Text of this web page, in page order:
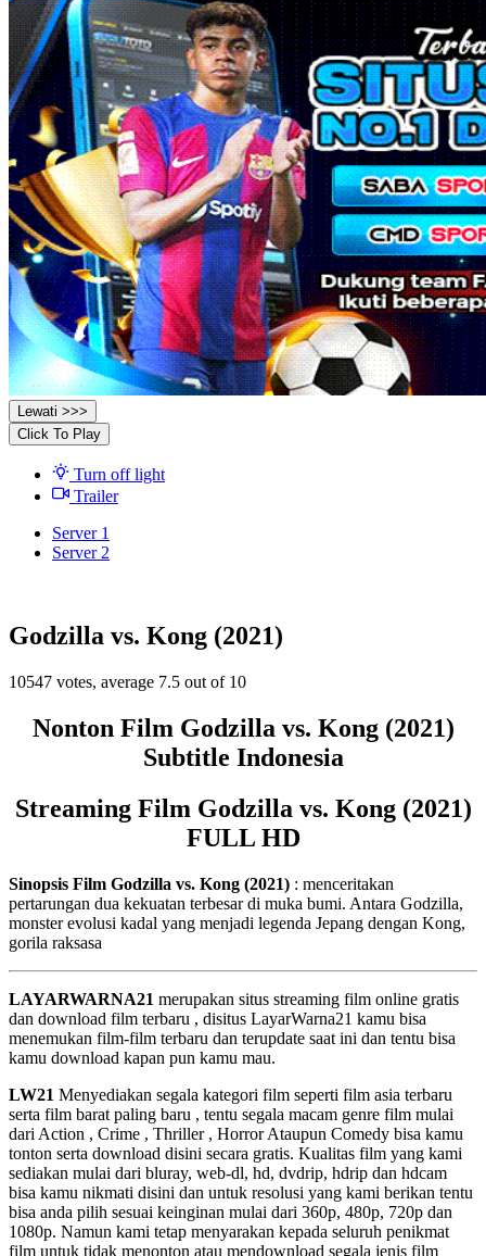
Lewati >>>
Click To Play
Turn off light
Trailer
Server 1
Server 2
Godzilla vs. Kong (2021)
10547 votes, average 7.5 out of 10
Nonton Film Godzilla vs. Kong (2021)
Subtitle Indonesia
Streaming Film Godzilla vs. Kong (2021)
FULL HD
Sinopsis Film Godzilla vs. Kong (2021) : menceritakan
pertarungan dua kekuatan terbesar di muka bumi. Antara Godzilla,
monster evolusi kadal yang menjadi legenda Jepang dengan Kong,
gorila raksasa
LAYARWARNA21 merupakan situs streaming film online gratis
dan download film terbaru , disitus LayarWarna21 kamu bisa
menemukan film-film terbaru dan terupdate saat ini dan tentu bisa
kamu download kapan pun kamu mau.
LW21 Menyediakan segala kategori film seperti film asia terbaru
serta film barat paling baru , tentu segala macam genre film mulai
dari Action , Crime , Thriller , Horror Ataupun Comedy bisa kamu
tonton serta download disini secara gratis. Kualitas film yang kami
sediakan mulai dari bluray, web-dl, hd, dvdrip, hdrip dan hdcam
bisa kamu nikmati disini dan untuk resolusi yang kami berikan tentu
bisa anda pilih sesuai keinginan mulai dari 360p, 480p, 720p dan
1080p. Namun kami tetap menyarakan kepada seluruh penikmat
film untuk tidak menonton atau mendownload segala jenis film